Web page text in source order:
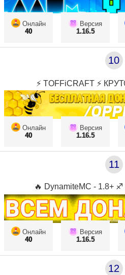
Онлайн
40
Версия
1.16.5
10
⚡ TOFFiCRAFT ⚡
Онлайн
40
Версия
1.16.5
11
🔥 DynamiteMC - 1.8+
Онлайн
40
Версия
1.16.5
12